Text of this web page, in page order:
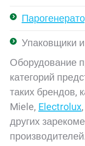
Упаковщики
Оборудование
категорий
таких брендов,
Miele, Electrolux,
других